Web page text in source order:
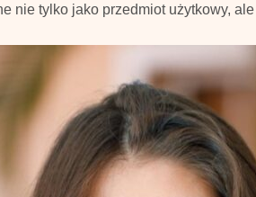
nie tylko jako przedmiot użytkowy,